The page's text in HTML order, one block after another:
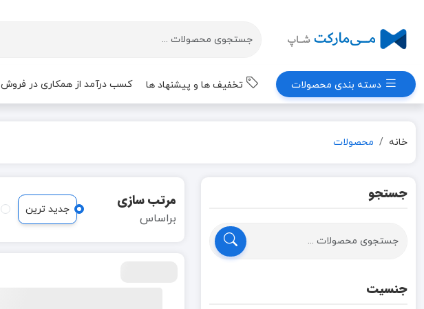
دسته بندی محصولات تخفیف ها و پیشنهاد ها کسب درآمد از همکاری در فروش
خانه محصولات
جستجو
جنسیت
مرتب سازی
براساس
جدید ترین